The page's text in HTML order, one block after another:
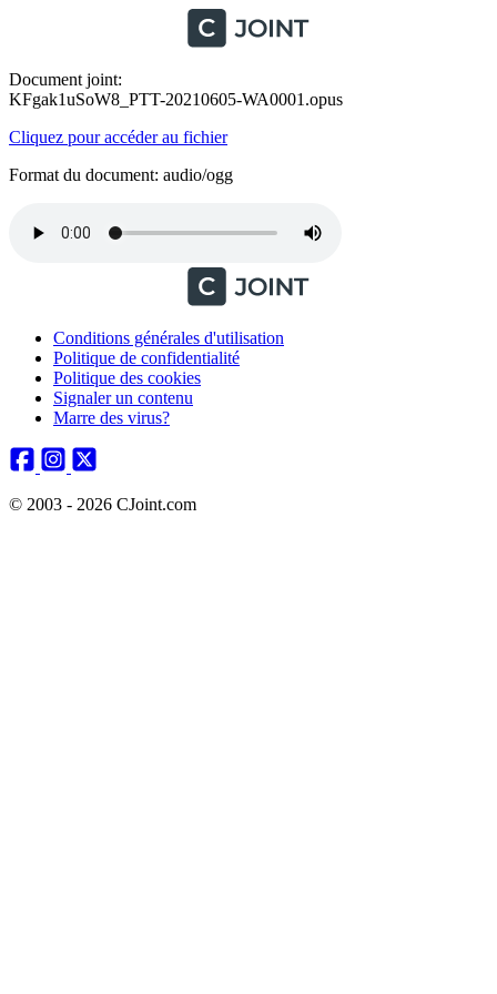
Document joint:
KFgak1uSoW8_PTT-20210605-WA0001.opus
Cliquez pour accéder au fichier
Format du document: audio/ogg
Conditions générales d'utilisation
Politique de confidentialité
Politique des cookies
Signaler un contenu
Marre des virus?
© 2003 - 2026 CJoint.com